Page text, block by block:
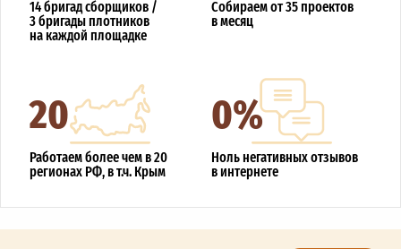
14 бригад сборщиков /
3 бригады плотников
на каждой площадке
Собираем от 35 проектов
в месяц
20
Работаем более чем в 20
регионах РФ, в т.ч. Крым
0%
Ноль негативных отзывов
в интернете